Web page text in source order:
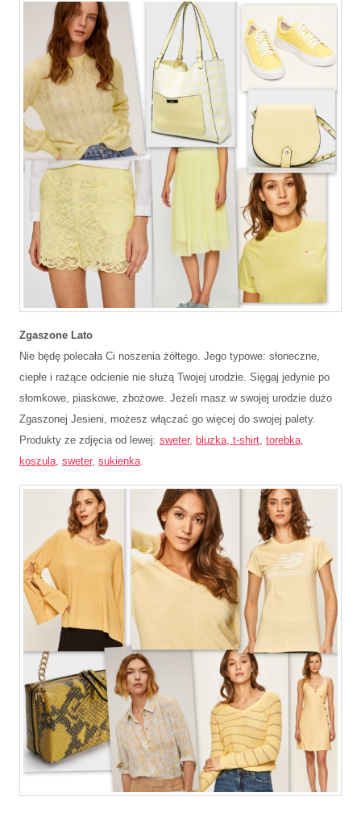
Zgaszone Lato
Nie będę polecała Ci noszenia żółtego. Jego typowe: słoneczne,
ciepłe i rażące odcienie nie służą Twojej urodzie. Sięgaj jedynie po
słomkowe, piaskowe, zbożowe. Jeżeli masz w swojej urodzie dużo
Zgaszonej Jesieni, możesz włączać go więcej do swojej palety.
Produkty ze zdjęcia od lewej: sweter, bluzka, t-shirt, torebka,
koszula, sweter, sukienka.